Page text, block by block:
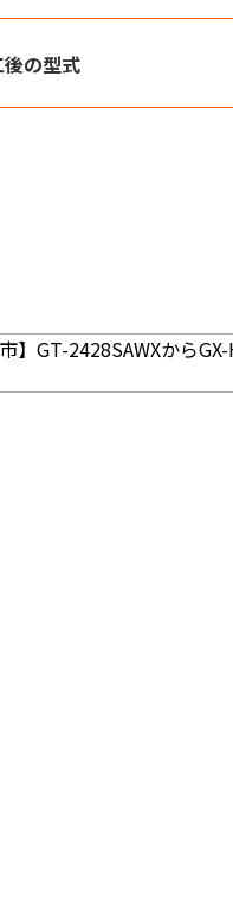
の型式
】GT-2428SAWXから